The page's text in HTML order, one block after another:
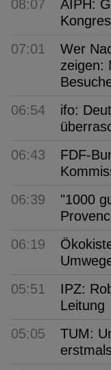
08:07
AIPH:
07:01
Wer
zeigen:
06:54
ifo:
06:43
FDF-
06:39
"1000
06:19
05:51
IPZ:
Leitung
05:05
TUM: